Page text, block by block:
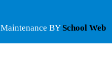
Maintenance BY School Web